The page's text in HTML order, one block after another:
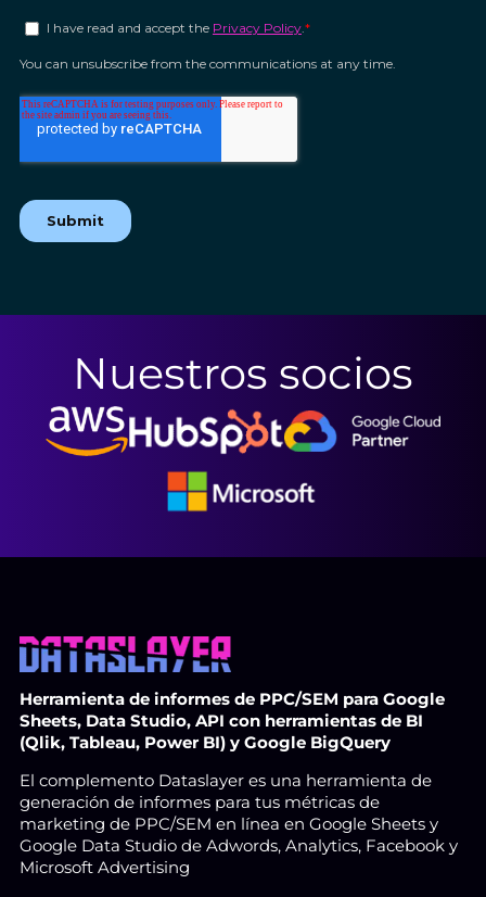
Nuestros socios
Herramienta de informes de PPC/SEM para Google
Sheets, Data Studio, API con herramientas de BI
(Qlik, Tableau, Power BI) y Google BigQuery
El complemento Dataslayer es una herramienta de
generación de informes para tus métricas de
marketing de PPC/SEM en línea en Google Sheets y
Google Data Studio de Adwords, Analytics, Facebook y
Microsoft Advertising